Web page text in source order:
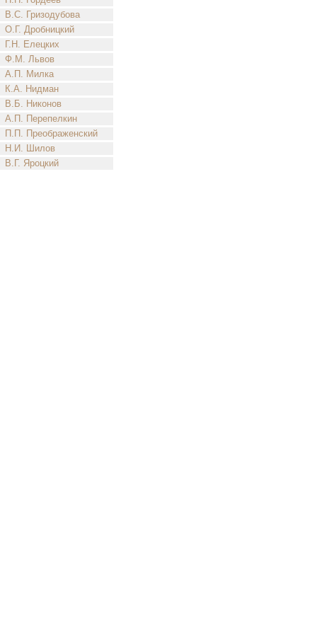
В.С. Гризодубова
О.Г. Дробницкий
Г.Н. Елецких
Ф.М. Львов
А.П. Милка
К.А. Нидман
В.Б. Никонов
А.П. Перепелкин
П.П. Преображенский
Н.И. Шилов
В.Г. Яроцкий